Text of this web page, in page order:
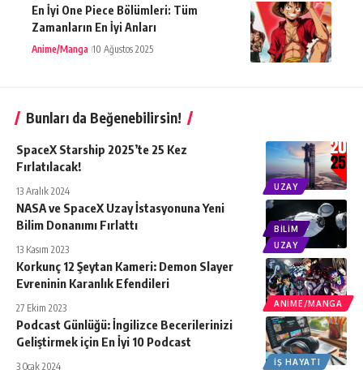
En İyi One Piece Bölümleri: Tüm
Zamanların En İyi Anları
Anime/Manga 10 Ağustos 2025
Bunları da Beğenebilirsin!
UZAY
SpaceX Starship 2025’te 25 Kez
Fırlatılacak!
13 Aralık 2024
BILIM
UZAY
NASA ve SpaceX Uzay İstasyonuna Yeni
Bilim Donanımı Fırlattı
13 Kasım 2023
ANIME/MANGA
Korkunç 12 Şeytan Kameri: Demon Slayer
Evreninin Karanlık Efendileri
27 Ekim 2023
İŞ HAYATI
Podcast Günlüğü: İngilizce Becerilerinizi
Geliştirmek için En İyi 10 Podcast
3 Ocak 2024